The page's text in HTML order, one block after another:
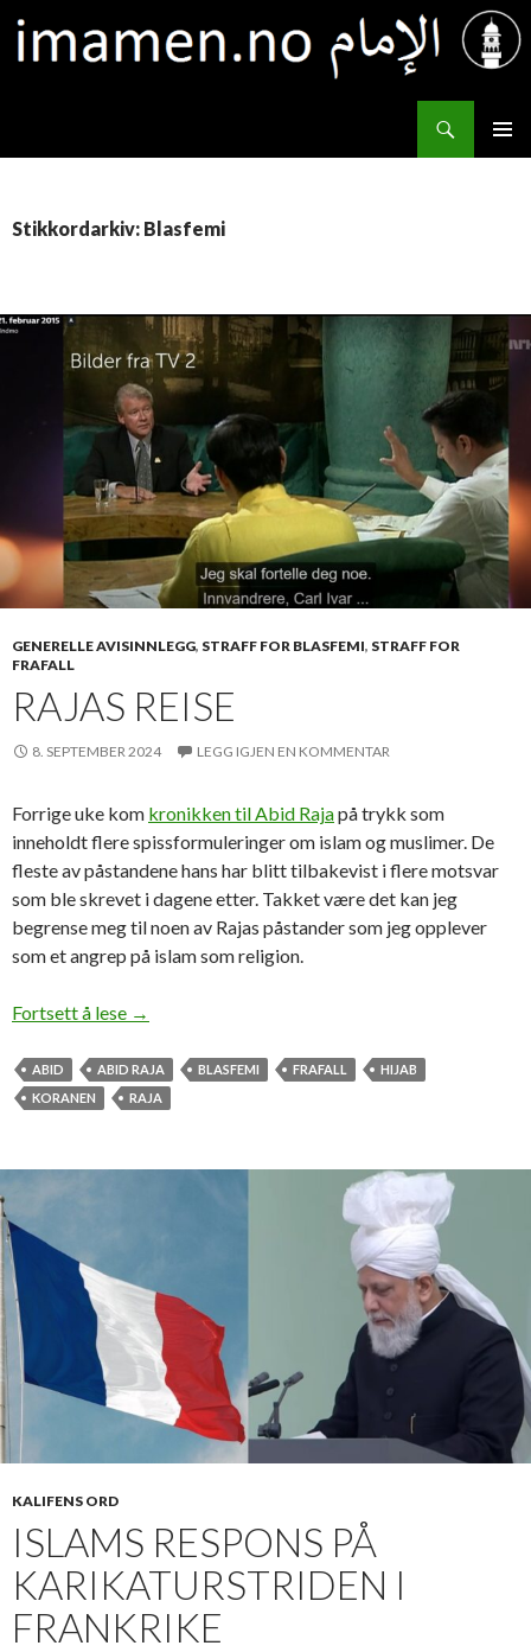
Stikkordarkiv: Blasfemi
GENERELLE AVISINNLEGG, STRAFF FOR BLASFEMI, STRAFF FOR
FRAFALL
RAJAS REISE
8. SEPTEMBER 2024 LEGG IGJEN EN KOMMENTAR
Forrige uke kom kronikken til Abid Rajapå trykk som
inneholdt flere spissformuleringer om islam og muslimer. De
fleste av påstandene hans har blitt tilbakevist i flere motsvar
som ble skrevet i dagene etter. Takket være det kan jeg
begrense meg til noen av Rajas påstander som jeg opplever
som et angrep på islam som religion.
Fortsett å lese Rajas reise
→
ABID ABID RAJA BLASFEMI FRAFALL
HIJAB
KORANEN
RAJA
KALIFENS ORD
ISLAMS RESPONS PÅ
KARIKATURSTRIDEN I
FRANKRIKE